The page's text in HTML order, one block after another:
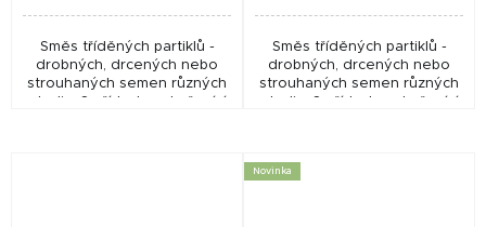
Směs tříděných partiklů -
drobných, drcených nebo
strouhaných semen různých
plodin. S přídavkem kořenící
Směs tříděných partiklů -
drobných, drcených nebo
strouhaných semen různých
plodin. S přídavkem kořenící
Novinka